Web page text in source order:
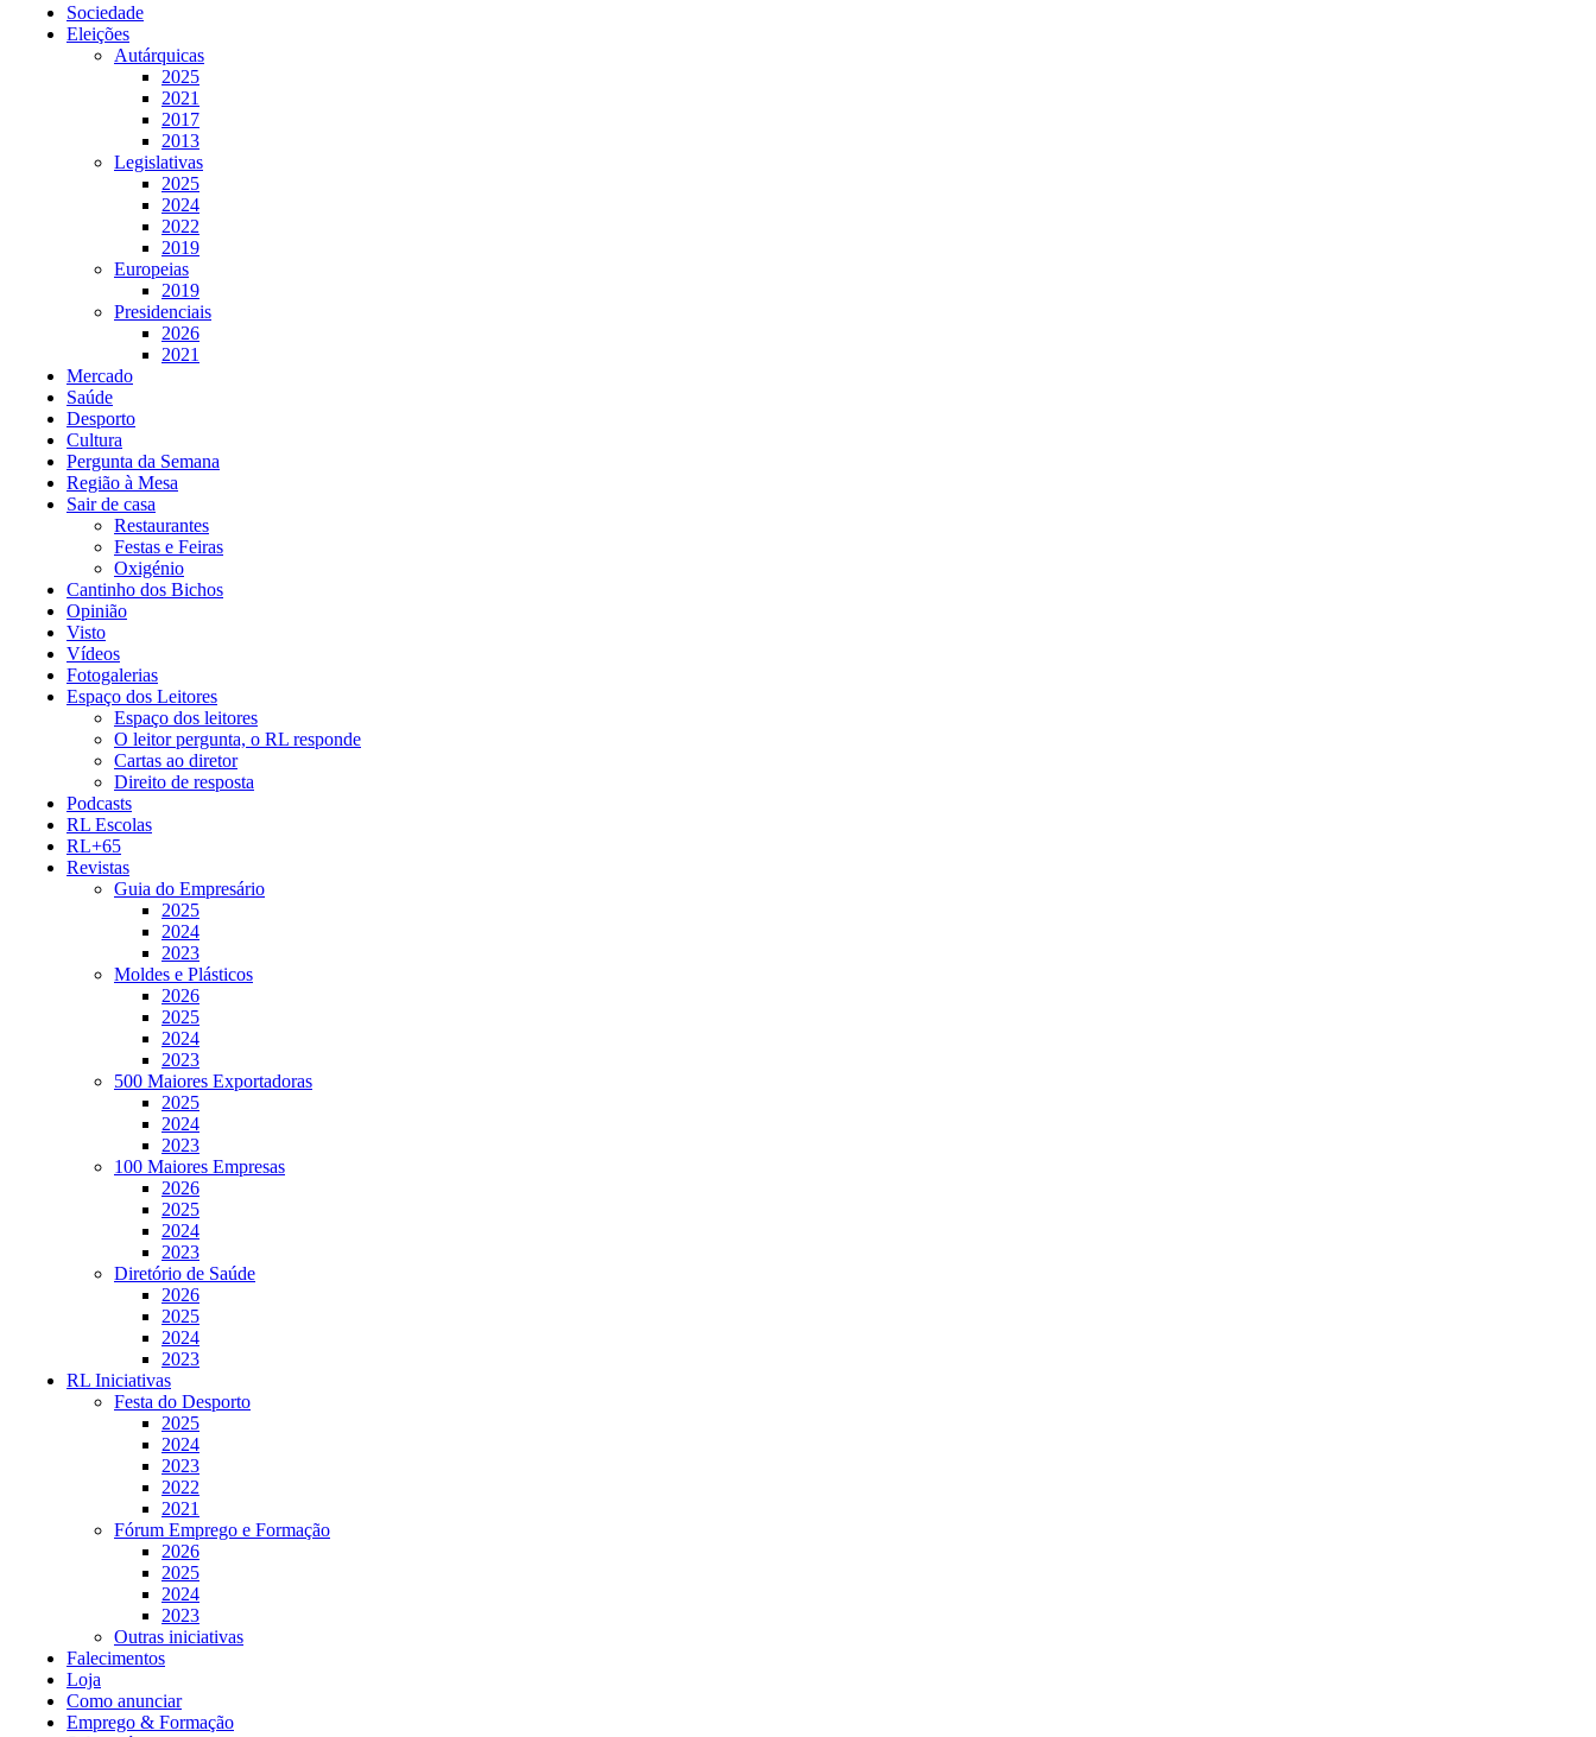
Sociedade
Eleições
Autárquicas
2025
2021
2017
2013
Legislativas
2025
2024
2022
2019
Europeias
2019
Presidenciais
2026
2021
Mercado
Saúde
Desporto
Cultura
Pergunta da Semana
Região à Mesa
Sair de casa
Restaurantes
Festas e Feiras
Oxigénio
Cantinho dos Bichos
Opinião
Visto
Vídeos
Fotogalerias
Espaço dos Leitores
Espaço dos leitores
O leitor pergunta, o RL responde
Cartas ao diretor
Direito de resposta
Podcasts
RL Escolas
RL+65
Revistas
Guia do Empresário
2025
2024
2023
Moldes e Plásticos
2026
2025
2024
2023
500 Maiores Exportadoras
2025
2024
2023
100 Maiores Empresas
2026
2025
2024
2023
Diretório de Saúde
2026
2025
2024
2023
RL Iniciativas
Festa do Desporto
2025
2024
2023
2022
2021
Fórum Emprego e Formação
2026
2025
2024
2023
Outras iniciativas
Falecimentos
Loja
Como anunciar
Emprego & Formação